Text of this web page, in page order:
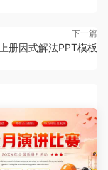
下一篇
册因式解法PPT模板